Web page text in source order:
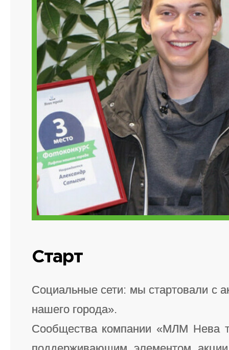
Старт
Социальные сети: мы стартовали с
нашего города».
Сообщества компании «МЛМ Нева